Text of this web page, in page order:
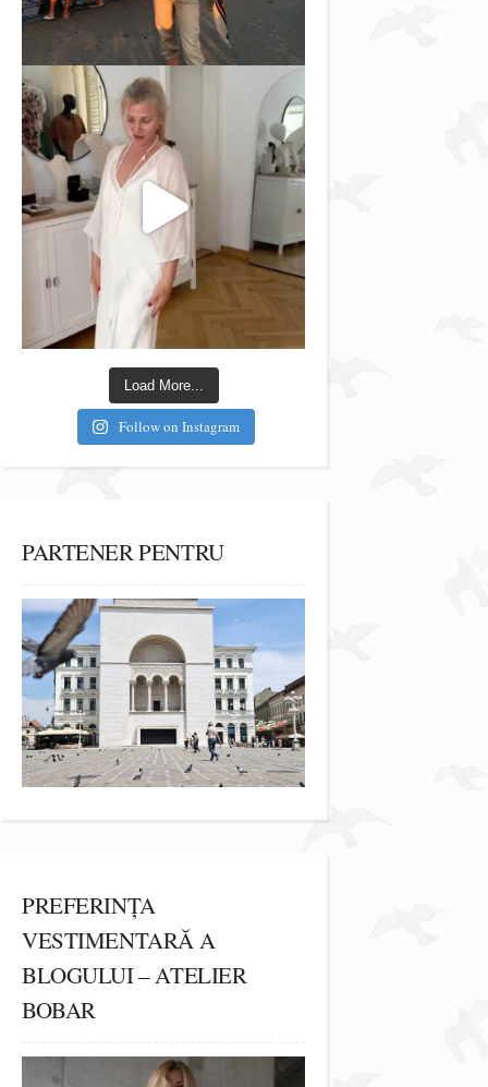
Load More...
Follow on Instagram
PARTENER PENTRU
PREFERINȚA
VESTIMENTARĂ A
BLOGULUI – ATELIER
BOBAR